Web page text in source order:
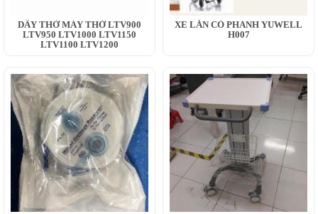
DÂY THỞ MÁY THỞ LTV900
LTV950 LTV1000 LTV1150
LTV1100 LTV1200
XE LĂN CÓ PHANH YUWELL
H007